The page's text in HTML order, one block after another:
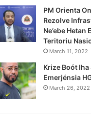
KapturaPM Orienta
Rezolve
Ne’ebe Hetan
Teritoriu
March 11, 2022
Krize Boót Iha
Emerjénsia
March 26, 2022